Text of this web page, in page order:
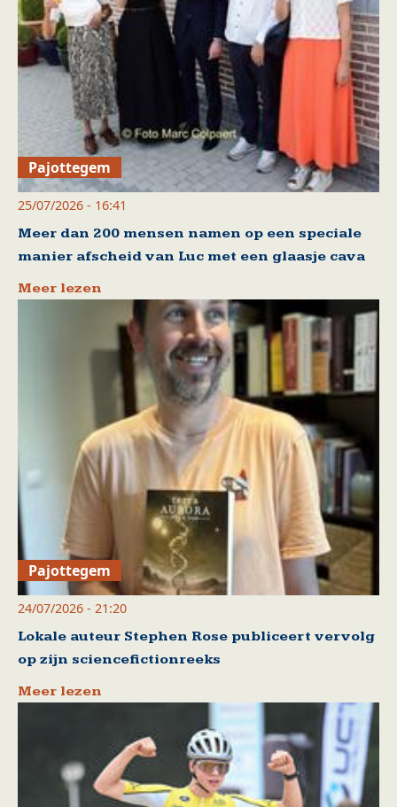
Pajottegem
25/07/2026 - 16:41
Meer dan 200 mensen namen op een speciale
manier afscheid van Luc met een glaasje cava
Meer lezen
Pajottegem
24/07/2026 - 21:20
Lokale auteur Stephen Rose publiceert vervolg
op zijn sciencefictionreeks
Meer lezen